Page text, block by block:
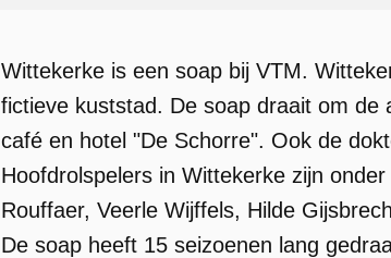
Wittekerke is een soap bij VTM.
fictieve kuststad. De soap draait om
café en hotel "De Schorre". Ook de
Hoofdrolspelers in Wittekerke zijn
Rouffaer, Veerle Wijffels, Hilde
De soap heeft 15 seizoenen lang